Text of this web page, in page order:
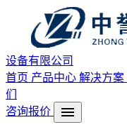
设备有限公司
首页 产品中心 解决方案
们
咨询报价
menu